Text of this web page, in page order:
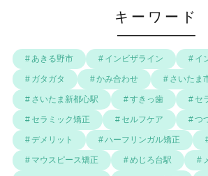
キーワード
あきる野市 インビザライン イ
ガタガタ かみ合わせ さいたま
さいたま新都心駅 すきっ歯 セ
セラミック矯正 セルフケア つ
デメリット ハーフリンガル矯正
マウスピース矯正 めじろ台駅